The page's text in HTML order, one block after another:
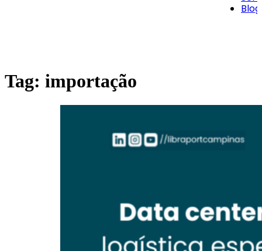
Blog
Tag: importação